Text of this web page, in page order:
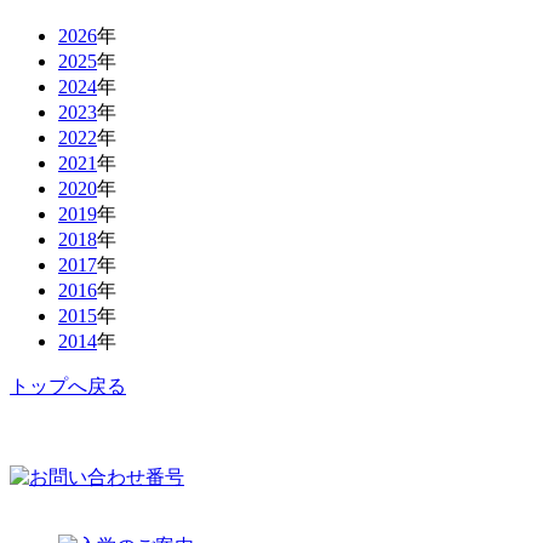
2026年
2025年
2024年
2023年
2022年
2021年
2020年
2019年
2018年
2017年
2016年
2015年
2014年
トップへ戻る